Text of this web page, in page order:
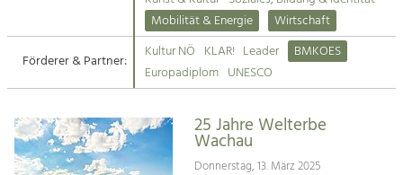
Suche
Impressum
Kontakt
Tourismus
Angebotsentwicklung und
Kunst & Kultur
Handwerk, Wissenschaft und Forschung.
Mobilität & Energie
Wirtschaft
Förderer & Partner:
Kultur NÖ KLAR! Leader
BMKOES
Europadiplom UNESCO
25 Jahre Welterbe
Wachau
Donnerstag, 13. März 2025